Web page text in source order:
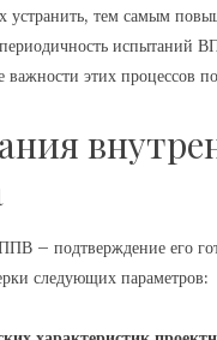
устранить, тем самым
испытаний
важности этих процессов
– подтверждение его
следующих параметров: